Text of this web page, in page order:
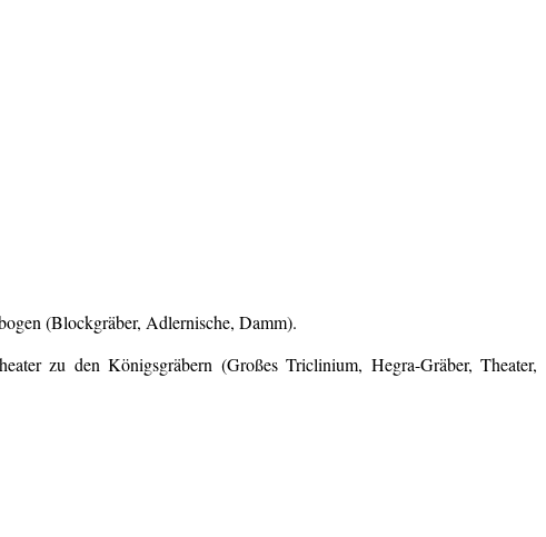
(Blockgräber, Adlernische, Damm).
zu den Königsgräbern (Großes Triclinium, Hegra-Gräber, Theater,